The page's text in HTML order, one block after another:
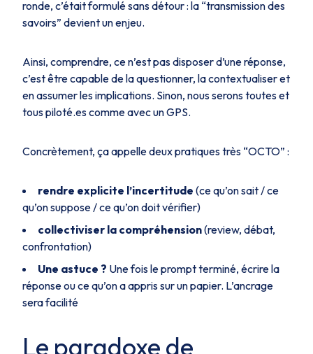
ronde, c’était formulé sans détour : la “transmissiondes
savoirs” devient un enjeu.
Ainsi, comprendre, ce n’est pas disposer d’une réponse,
c’est être capable de la questionner, la contextualiser et
en assumer les implications. Sinon, nous serons toutes et
tous piloté.es comme avec un GPS.
Concrètement, ça appelle deux pratiques très “OCTO” :
rendre explicite l’incertitude (ce qu’on sait / ce
qu’on suppose / ce qu’on doit vérifier)
collectiviser la compréhension(review, débat,
confrontation)
Une astuce ? Une fois le prompt terminé, écrire la
réponse ou ce qu’on a appris sur un papier. L’ancrage
sera facilité
Le paradoxe de